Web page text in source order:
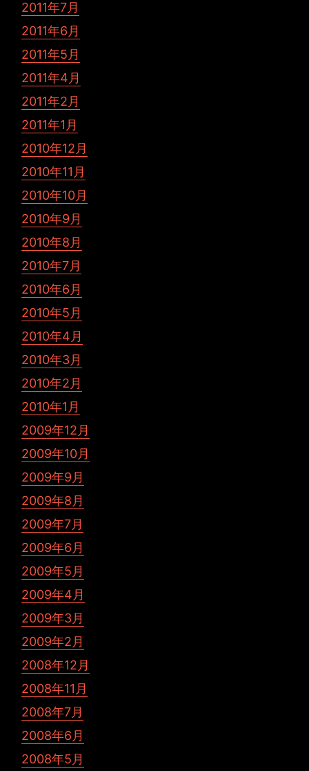
2011年7月
2011年6月
2011年5月
2011年4月
2011年2月
2011年1月
2010年12月
2010年11月
2010年10月
2010年9月
2010年8月
2010年7月
2010年6月
2010年5月
2010年4月
2010年3月
2010年2月
2010年1月
2009年12月
2009年10月
2009年9月
2009年8月
2009年7月
2009年6月
2009年5月
2009年4月
2009年3月
2009年2月
2008年12月
2008年11月
2008年7月
2008年6月
2008年5月